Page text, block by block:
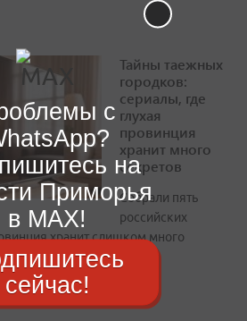
Тайны таежных
городков:
сериалы, где
глухая
провинция
хранит много
секретов
Собрали пять
российских
хранит слишком много
с
на
Приморья
в MAX!
сейчас!